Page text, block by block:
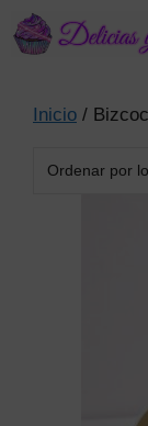
Saltar
Inicio /